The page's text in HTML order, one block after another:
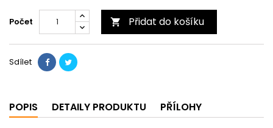
Počet  Přidat do košíku
Sdílet
POPIS DETAILY PRODUKTU PŘÍLOHY